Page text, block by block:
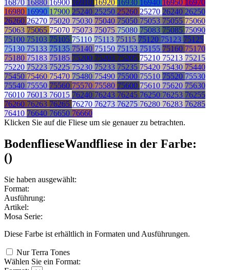
16870 16880 16900 16910 16920 16930 16940 16950 16970
16980 16990 17900 25240 25250 25260 25270 26240 26250
26260 26270 75020 75030 75040 75050 75053 75055 75060
75063 75065 75070 75073 75075 75080 75083 75085 75090
75100 75103 75105 75110 75113 75115 75120 75123 75125
75130 75133 75135 75140 75150 75153 75155 75160 75170
75180 75183 75185 75200 75203 75205 75210 75213 75215
75220 75223 75225 75230 75233 75235 75420 75430 75440
75450 75460 75470 75480 75490 75500 75510 75520 75530
75540 75550 75560 75570 75580 75600 75610 75620 75630
76010 76013 76015 76240 76243 76245 76250 76253 76255
76260 76263 76265 76270 76273 76275 76280 76283 76285
76410 76640 76650 76660
Klicken Sie auf die Fliese um sie genauer zu betrachten.
BodenflieseWandfliese in der Farbe:
()
Sie haben ausgewählt:
Format:
Ausführung:
Artikel:
Mosa Serie:
Diese Farbe ist erhältlich in Formaten und Ausführungen.
Nur Terra Tones
Wählen Sie ein Format: